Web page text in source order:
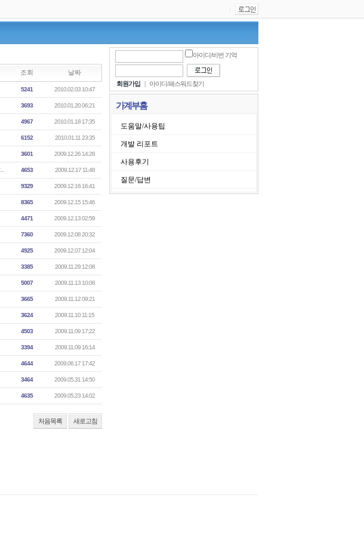
조회 날짜
5241 2010.02.03 10:47
3693 2010.01.20 06:21
4967 2010.01.18 17:35
6152 2010.01.11 23:35
3601 2009.12.26 14:28
4653 2009.12.17 11:48
9329 2009.12.16 16:41
8365 2009.12.15 15:46
4471 2009.12.13 02:59
7360 2009.12.08 20:32
4925 2009.12.07 12:04
3385 2009.11.29 12:08
5007 2009.11.13 10:08
3665 2009.11.12 09:21
3624 2009.11.10 11:15
4503 2009.11.09 17:22
3394 2009.11.09 16:14
4644 2009.06.17 17:42
3464 2009.05.31 14:50
4635 2009.05.23 14:02
처음목록 새로고침
아이디/비번 기억
회원가입 | 아이디/패스워드찾기
가계부홈
도움말/사용팁
개발 리포트
사용후기
질문/답변